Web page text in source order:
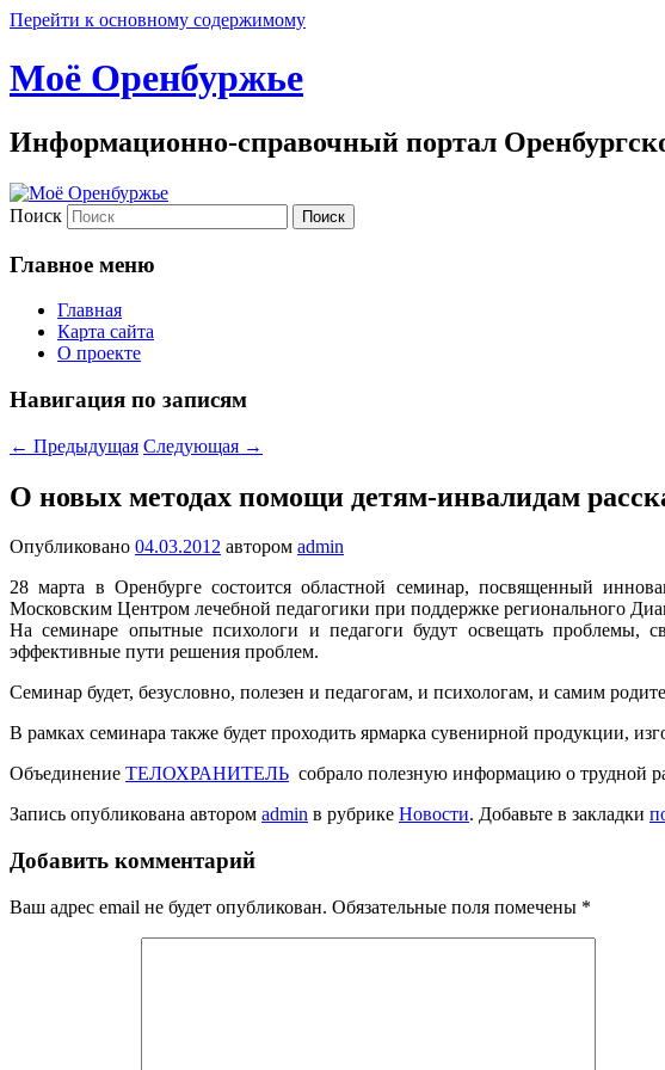
Перейти к основному содержимому
Моё Оренбуржье
Информационно-справочный портал
Поиск
Главное меню
Главная
Карта сайта
О проекте
Навигация по записям
← Предыдущая Следующая →
О новых методах помощи детям-инвалидам
Опубликовано 04.03.2012 автором admin
28 марта в Оренбурге состоится областной семинар, посвященный
Московским Центром лечебной педагогики при поддержке регионального
На семинаре опытные психологи и педагоги будут освещать проблемы,
эффективные пути решения проблем.
Семинар будет, безусловно, полезен и педагогам, и психологам, и самим
В рамках семинара также будет проходить ярмарка сувенирной продукции,
Объединение ТЕЛОХРАНИТЕЛЬ собрало полезную информацию о трудной
Запись опубликована автором admin в рубрике Новости. Добавьте в закладки
Добавить комментарий
Ваш адрес email не будет опубликован. Обязательные поля помечены *